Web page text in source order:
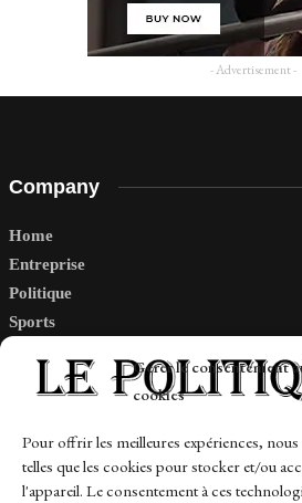
Gérer le consentement
cookies
Pour offrir les meilleures expériences,
telles que les cookies pour stocker et/ou
l'appareil. Le consentement à ces
- Advertisement -
Company
Home
Entreprise
Politique
Sports
Links